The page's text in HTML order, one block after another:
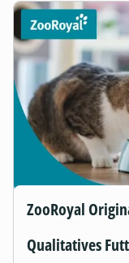
ZooRoyal
Qualitatives